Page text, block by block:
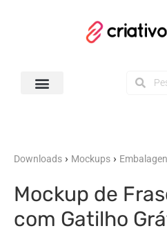
Downloads › Mockups ›
Mockup de
com Gatilho